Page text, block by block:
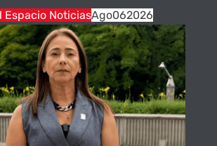
Espacio NoticiasAgo062026